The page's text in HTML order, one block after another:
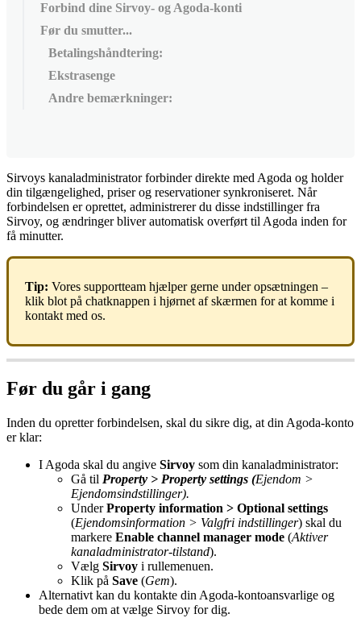
Forbind dine Sirvoy- og Agoda-konti
Før du smutter...
Betalingshåndtering:
Ekstrasenge
Andre bemærkninger:
Sirvoys kanaladministrator forbinder direkte med Agoda og holder
din tilgængelighed, priser og reservationer synkroniseret. Når
forbindelsen er oprettet, administrerer du disse indstillinger fra
Sirvoy, og ændringer bliver automatisk overført til Agoda inden for
få minutter.
Tip: Vores supportteam hjælper gerne under opsætningen –
klik blot på chatknappen i hjørnet af skærmen for at komme i
kontakt med os.
Før du går i gang
Inden du opretter forbindelsen, skal du sikre dig, at din Agoda-konto
er klar:
I Agoda skal du angive Sirvoy som din kanaladministrator:
Gå til Property > Property settings (Ejendom >
Ejendomsindstillinger).
Under Property information > Optional settings
(Ejendomsinformation > Valgfri indstillinger) skal du
markere Enable channel manager mode (Aktiver
kanaladministrator-tilstand).
Vælg Sirvoy i rullemenuen.
Klik på Save (Gem).
Alternativt kan du kontakte din Agoda-kontoansvarlige og
bede dem om at vælge Sirvoy for dig.